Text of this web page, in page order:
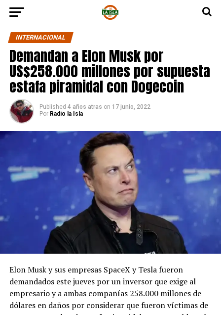
INTERNACIONAL
Demandan a Elon Musk por
US$258.000 millones por supuesta
estafa piramidal con Dogecoin
Published 4 años atras on 17 junio, 2022
Por Radio la Isla
Elon Musk y sus empresas SpaceX y Tesla fueron
demandados este jueves por un inversor que exige al
empresario y a ambas compañías 258.000 millones de
dólares en daños por considerar que fueron víctimas de